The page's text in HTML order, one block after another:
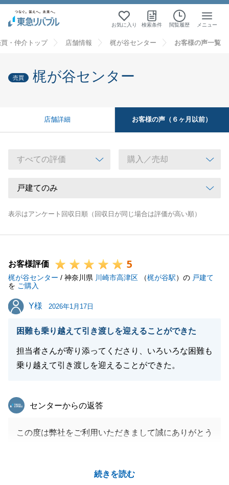
お気に入り 検索条件 閲覧履歴 メニュー
・仲介トップ 店舗情報 梶が谷センター お客様の声一覧
売買 梶が谷センター
店舗詳細 お客様の声（６ヶ月以前）
表示はアンケート回収日順（回収日が同じ場合は評価が高い順）
お客様評価 5
梶が谷センター / 神奈川県 川崎市高津区 （梶が谷駅）の 戸建て
を ご購入
Y様
Y様 2026年1月17日
困難も乗り越えて引き渡しを迎えることができた
担当者さんが寄り添ってくださり、いろいろな困難も
乗り越えて引き渡しを迎えることができた。
続きを読む
東急リバブル
センターからの返答
この度は弊社をご利用いただきまして誠にありがとう